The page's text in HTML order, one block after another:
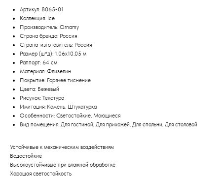
Артикул: 8065-01
Коллекция: Ice
Производитель: Ornamy
Страна бренда: Россия
Страна-изготовитель: Россия
Размер (ш*д): 1,06x10,05 м
Раппорт: 64 см
Материал: Флизелин
Покрытие: Горячее тиснение
Цвета: Бежевый
Рисунок: Текстура
Имитация: Камень, Штукатурка
Особенности: Светостойкие, Моющиеся
Вид помещения: Для гостиной, Для прихожей, Для спальни, Для столовой
Устойчивые к механическим воздействиям
Водостойкие
Высокоустойчивые при влажной обработке
Хорошая светостойкость